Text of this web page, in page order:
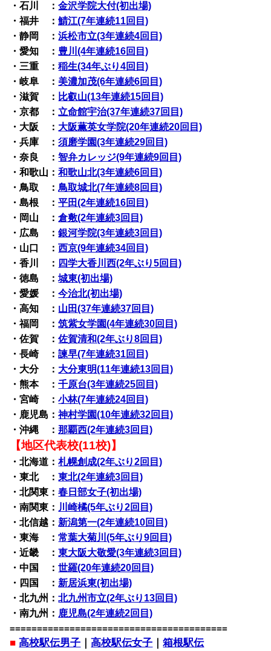
・石川 ：金沢学院大付(初出場)
・福井 ：鯖江(7年連続11回目)
・静岡 ：浜松市立(3年連続4回目)
・愛知 ：豊川(4年連続16回目)
・三重 ：稲生(34年ぶり4回目)
・岐阜 ： 美濃加茂(6年連続6回目)
・滋賀 ： 比叡山(13年連続15回目)
・京都 ：立命館宇治(37年連続37回目)
・大阪 ： 大阪薫英女学院(20年連続20回目)
・兵庫 ：須磨学園(3年連続29回目)
・奈良 ：智弁カレッジ(9年連続9回目)
・和歌山：和歌山北(3年連続6回目)
・鳥取 ：鳥取城北(7年連続8回目)
・島根 ：平田(2年連続16回目)
・岡山 ：倉敷(2年連続3回目)
・広島 ：銀河学院(3年連続3回目)
・山口 ： 西京(9年連続34回目)
・香川 ： 四学大香川西(2年ぶり5回目)
・徳島 ：城東(初出場)
・愛媛 ：今治北(初出場)
・高知 ： 山田(37年連続37回目)
・福岡 ：筑紫女学園(4年連続30回目)
・佐賀 ：佐賀清和(2年ぶり8回目)
・長崎 ：諫早(7年連続31回目)
・大分 ： 大分東明(11年連続13回目)
・熊本 ：千原台(3年連続25回目)
・宮崎 ：小林(7年連続24回目)
・鹿児島：神村学園(10年連続32回目)
・沖縄 ：那覇西(2年連続3回目)
【地区代表校(11校)】
・北海道：札幌創成(2年ぶり2回目)
・東北 ：東北(2年連続3回目)
・北関東：春日部女子(初出場)
・南関東： 川崎橘(5年ぶり2回目)
・北信越：新潟第一(2年連続10回目)
・東海 ：常葉大菊川(5年ぶり9回目)
・近畿 ：東大阪大敬愛(3年連続3回目)
・中国 ：世羅(20年連続20回目)
・四国 ：新居浜東(初出場)
・北九州：北九州市立(2年ぶり13回目)
・南九州： 鹿児島(2年連続2回目)
========================================
■ 高校駅伝男子 ｜高校駅伝女子 ｜箱根駅伝